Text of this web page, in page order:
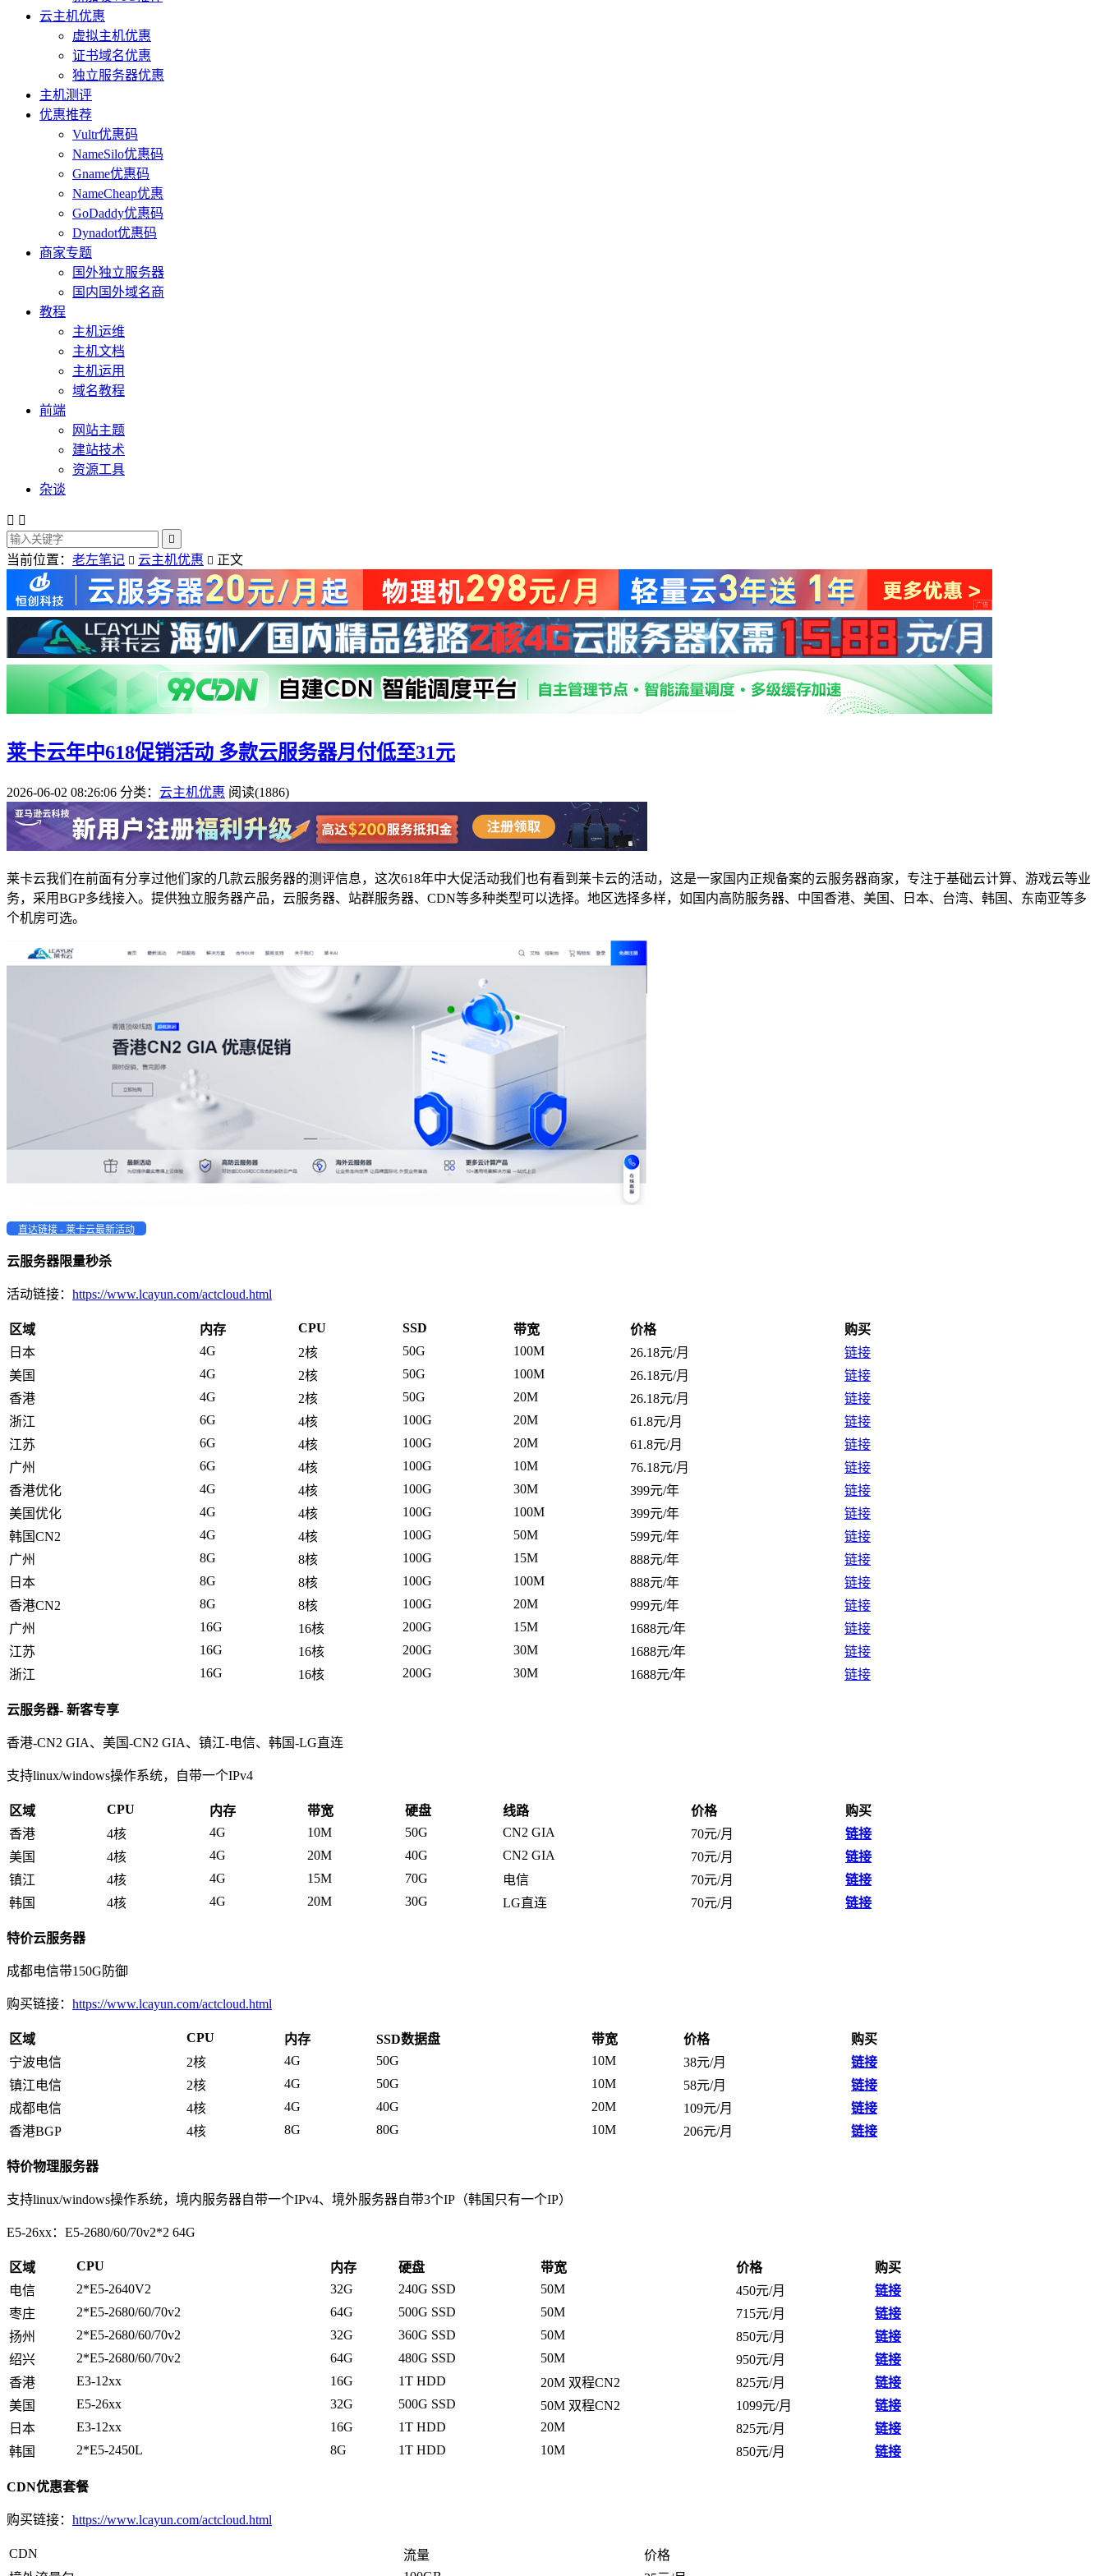
云主机优惠
虚拟主机优惠
证书域名优惠
独立服务器优惠
主机测评
优惠推荐
Vultr优惠码
NameSilo优惠码
Gname优惠码
NameCheap优惠
GoDaddy优惠码
Dynadot优惠码
商家专题
国外独立服务器
国内国外域名商
教程
主机运维
主机文档
主机运用
域名教程
前端
网站主题
建站技术
资源工具
杂谈
 

当前位置： 老左笔记  云主机优惠  正文
莱卡云年中618促销活动 多款云服务器月付低至31元
2026-06-02 08:26:06 分类： 云主机优惠 阅读(1886)
莱卡云我们在前面有分享过他们家的几款云服务器的测评信息，这次618年中大促活动我们也有看到莱卡云的活动，这是一家国内正规备案的云服务器商家，专注于基础云计算、游戏云等业
务，采用BGP多线接入。提供独立服务器产品，云服务器、站群服务器、CDN等多种类型可以选择。地区选择多样，如国内高防服务器、中国香港、美国、日本、台湾、韩国、东南亚等多
个机房可选。
直达链接 - 莱卡云最新活动
云服务器限量秒杀
活动链接： https://www.lcayun.com/actcloud.html
区域 内存 CPU SSD 带宽 价格
购买
日本
4G 2核 50G 100M 26.18元/月
链接
美国
4G 2核 50G 100M 26.18元/月
链接
香港
4G 2核 50G 20M 26.18元/月
链接
浙江
6G 4核 100G 20M 61.8元/月
链接
江苏
6G 4核 100G 20M 61.8元/月
链接
广州
6G 4核 100G 10M 76.18元/月
链接
香港优化
4G 4核 100G 30M 399元/年
链接
美国优化
4G 4核 100G 100M 399元/年
链接
韩国CN2
4G 4核 100G 50M 599元/年
链接
广州
8G 8核 100G 15M 888元/年
链接
日本
8G 8核 100G 100M 888元/年
链接
香港CN2
8G 8核 100G 20M 999元/年
链接
广州
16G 16核 200G 15M 1688元/年
链接
江苏
16G 16核 200G 30M 1688元/年
链接
浙江
16G 16核 200G 30M 1688元/年 链接
云服务器- 新客专享
香港-CN2 GIA、美国-CN2 GIA、镇江-电信、韩国-LG直连
支持linux/windows操作系统，自带一个IPv4
区域 CPU 内存 带宽 硬盘 线路 价格
购买
香港
4核 4G 10M 50G CN2 GIA 70元/月
链接
美国
4核 4G 20M 40G CN2 GIA 70元/月
链接
镇江
4核 4G 15M 70G 电信 70元/月
链接
韩国
4核 4G 20M 30G LG直连 70元/月 链接
特价云服务器
成都电信带150G防御
购买链接： https://www.lcayun.com/actcloud.html
区域 CPU 内存 SSD数据盘 带宽 价格
购买
宁波电信
2核 4G 50G 10M 38元/月
链接
镇江电信
2核 4G 50G 10M 58元/月
链接
成都电信
4核 4G 40G 20M 109元/月
链接
香港BGP
4核 8G 80G 10M 206元/月 链接
特价物理服务器
支持linux/windows操作系统，境内服务器自带一个IPv4、境外服务器自带3个IP（韩国只有一个IP）
E5-26xx：E5-2680/60/70v2*2 64G
区域 CPU 内存 硬盘 带宽 价格
购买
电信
2*E5-2640V2 32G 240G SSD 50M 450元/月
链接
枣庄
2*E5-2680/60/70v2 64G 500G SSD 50M 715元/月
链接
扬州
2*E5-2680/60/70v2 32G 360G SSD 50M 850元/月
链接
绍兴
2*E5-2680/60/70v2 64G 480G SSD 50M 950元/月
链接
香港
E3-12xx 16G 1T HDD 20M 双程CN2 825元/月
链接
美国
E5-26xx 32G 500G SSD 50M 双程CN2 1099元/月
链接
日本
E3-12xx 16G 1T HDD 20M 825元/月
链接
韩国
2*E5-2450L 8G 1T HDD 10M 850元/月 链接
CDN优惠套餐
购买链接： https://www.lcayun.com/actcloud.html
CDN 流量
价格